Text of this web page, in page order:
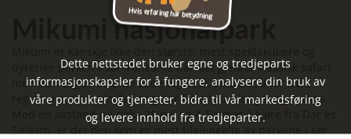
Mikumi nasjonalpark
dyrerike parken i Sør-Tanzania når det gjelder klassisk safari,
men den utgjør et glimrende logistisk bindeledd for hele
regionens naturområder og har flere lekre lodges og camps.
Med en avstand på cirka 28 mil og 4-5 timer å kjøre fra Dar es
Salaam, er det den som er mest tilgjengelig av parkene i sør.
Dette nettstedet bruker egne og tredjeparts
informasjonskapsler for å fungere, analysere din bruk av
våre produkter og tjenester, bidra til vår markedsføring
og levere innhold fra tredjeparter.